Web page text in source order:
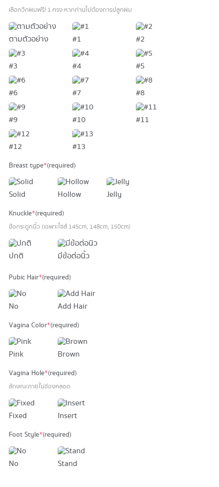
เลือกวิกผมฟรี! 1 ทรง หากท่านไม่ต้องการปลูกผม
ตามตัวอย่าง #1 #2
#3 #4 #5
#6 #7 #8
#9 #10 #11
#12 #13
Breast type*(required)
Solid Hollow Jelly
Knuckle*(required)
ข้อกระดูกนิ้ว (เฉพาะไซส์ 145cm, 148cm, 150cm)
ปกติ มีข้อต่อนิ้ว
Pubic Hair*(required)
No Add Hair
Vagina Color*(required)
Pink Brown
Vagina Hole*(required)
ลักษณะภายในช่องคลอด
Fixed Insert
Foot Style*(required)
No Stand